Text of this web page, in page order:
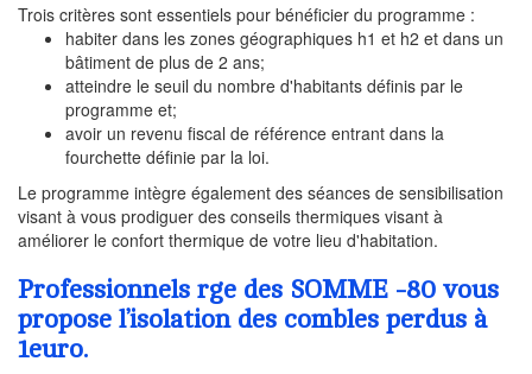
Trois critères sont essentiels pour bénéficier du programme :
habiter dans les zones géographiques h1 et h2 et dans un
bâtiment de plus de 2 ans;
atteindre le seuil du nombre d'habitants définis par le
programme et;
avoir un revenu fiscal de référence entrant dans la
fourchette définie par la loi.
Le programme intègre également des séances de sensibilisation
visant à vous prodiguer des conseils thermiques visant à
améliorer le confort thermique de votre lieu d'habitation.
Professionnels rge des SOMME -80 vous
propose l’isolation des combles perdus à
1euro.